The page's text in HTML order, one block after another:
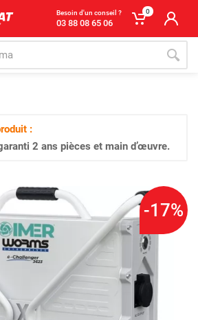
Besoin d'un conseil ?
03 88 08 65 06
0
:
2 ans pièces et main d’œuvre.
-17%